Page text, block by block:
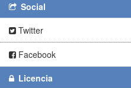
Social
Twitter
Facebook
Licencia